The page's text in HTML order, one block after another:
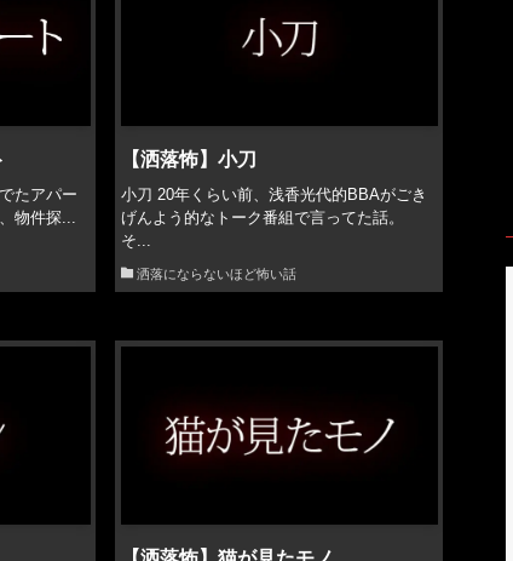
たアパー
物件探...
【洒落怖】小刀
小刀 20年くらい前、浅香光代的BBAがごき
げんよう的なトーク番組で言ってた話。
そ...
洒落にならないほど怖い話